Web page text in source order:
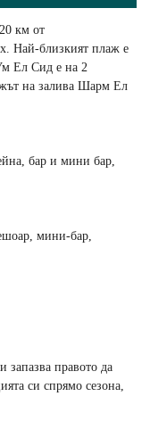
км от
Най-близкият плаж е
Ел Сид е на 2
на залива Шарм Ел
бар и мини бар,
мини-бар,
запазва правото да
си спрямо сезона,